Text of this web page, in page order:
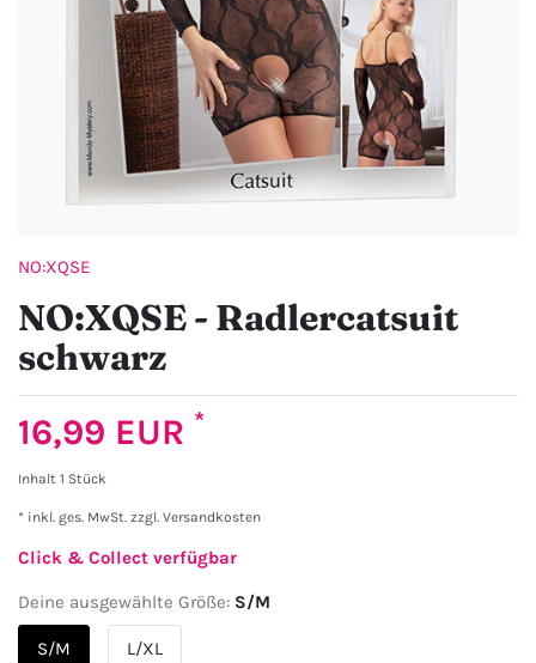
NO:XQSE
NO:XQSE - Radlercatsuit
schwarz
16,99 EUR *
Inhalt 1 Stück
* inkl. ges. MwSt. zzgl. Versandkosten
Click & Collect verfügbar
Deine ausgewählte Größe: S/M
S/M L/XL